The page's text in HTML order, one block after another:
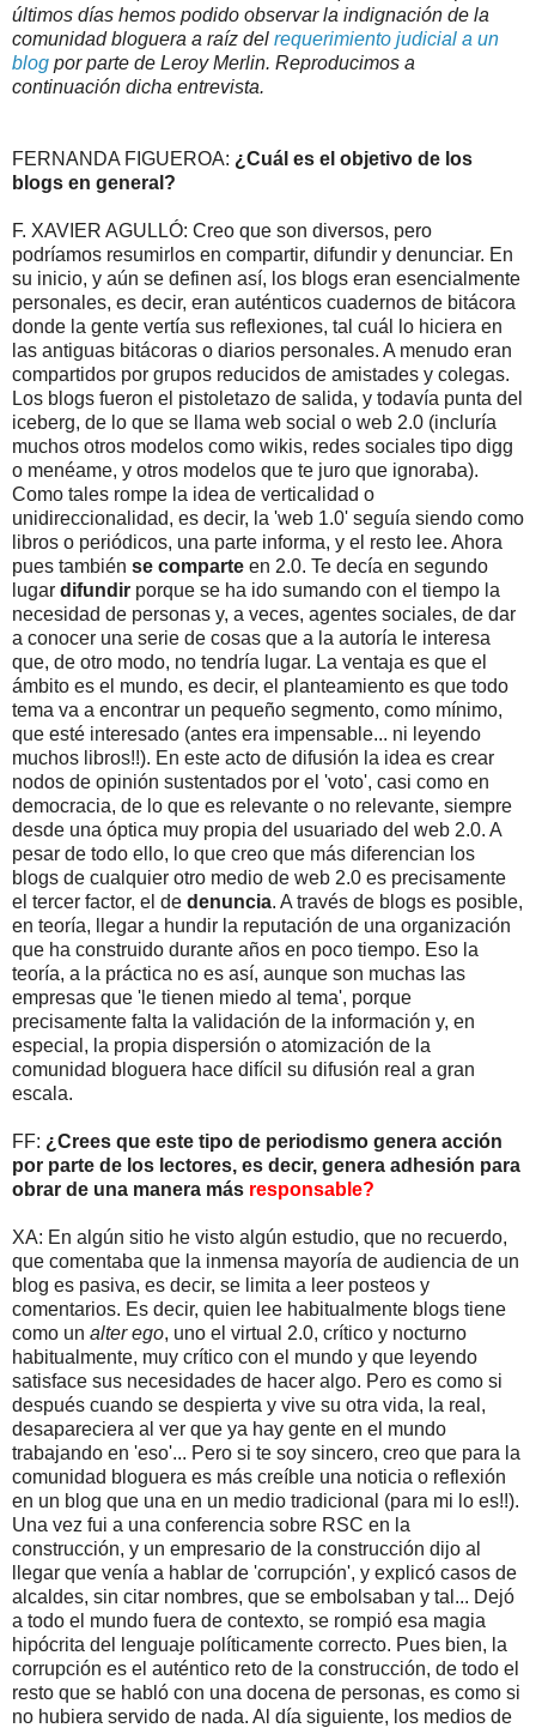
últimos días hemos podido observar la indignación de la
comunidad bloguera a raíz del requerimiento judicial a un
blog por parte de Leroy Merlin. Reproducimos a
continuación dicha entrevista.
FERNANDA FIGUEROA: ¿Cuál es el objetivo de los
blogs en general?
F. XAVIER AGULLÓ: Creo que son diversos, pero
podríamos resumirlos en compartir, difundir y denunciar. En
su inicio, y aún se definen así, los blogs eran esencialmente
personales, es decir, eran auténticos cuadernos de bitácora
donde la gente vertía sus reflexiones, tal cuál lo hiciera en
las antiguas bitácoras o diarios personales. A menudo eran
compartidos por grupos reducidos de amistades y colegas.
Los blogs fueron el pistoletazo de salida, y todavía punta del
iceberg, de lo que se llama web social o web 2.0 (incluría
muchos otros modelos como wikis, redes sociales tipo digg
o menéame, y otros modelos que te juro que ignoraba).
Como tales rompe la idea de verticalidad o
unidireccionalidad, es decir, la 'web 1.0' seguía siendo como
libros o periódicos, una parte informa, y el resto lee. Ahora
pues también se comparte en 2.0. Te decía en segundo
lugar difundir porque se ha ido sumando con el tiempo la
necesidad de personas y, a veces, agentes sociales, de dar
a conocer una serie de cosas que a la autoría le interesa
que, de otro modo, no tendría lugar. La ventaja es que el
ámbito es el mundo, es decir, el planteamiento es que todo
tema va a encontrar un pequeño segmento, como mínimo,
que esté interesado (antes era impensable... ni leyendo
muchos libros!!). En este acto de difusión la idea es crear
nodos de opinión sustentados por el 'voto', casi como en
democracia, de lo que es relevante o no relevante, siempre
desde una óptica muy propia del usuariado del web 2.0. A
pesar de todo ello, lo que creo que más diferencian los
blogs de cualquier otro medio de web 2.0 es precisamente
el tercer factor, el de denuncia. A través de blogs es posible,
en teoría, llegar a hundir la reputación de una organización
que ha construido durante años en poco tiempo. Eso la
teoría, a la práctica no es así, aunque son muchas las
empresas que 'le tienen miedo al tema', porque
precisamente falta la validación de la información y, en
especial, la propia dispersión o atomización de la
comunidad bloguera hace difícil su difusión real a gran
escala.
FF: ¿Crees que este tipo de periodismo genera acción
por parte de los lectores, es decir, genera adhesión para
obrar de una manera más responsable?
XA: En algún sitio he visto algún estudio, que no recuerdo,
que comentaba que la inmensa mayoría de audiencia de un
blog es pasiva, es decir, se limita a leer posteos y
comentarios. Es decir, quien lee habitualmente blogs tiene
como un alter ego, uno el virtual 2.0, crítico y nocturno
habitualmente, muy crítico con el mundo y que leyendo
satisface sus necesidades de hacer algo. Pero es como si
después cuando se despierta y vive su otra vida, la real,
desapareciera al ver que ya hay gente en el mundo
trabajando en 'eso'... Pero si te soy sincero, creo que para la
comunidad bloguera es más creíble una noticia o reflexión
en un blog que una en un medio tradicional (para mi lo es!!).
Una vez fui a una conferencia sobre RSC en la
construcción, y un empresario de la construcción dijo al
llegar que venía a hablar de 'corrupción', y explicó casos de
alcaldes, sin citar nombres, que se embolsaban y tal... Dejó
a todo el mundo fuera de contexto, se rompió esa magia
hipócrita del lenguaje políticamente correcto. Pues bien, la
corrupción es el auténtico reto de la construcción, de todo el
resto que se habló con una docena de personas, es como si
no hubiera servido de nada. Al día siguiente, los medios de